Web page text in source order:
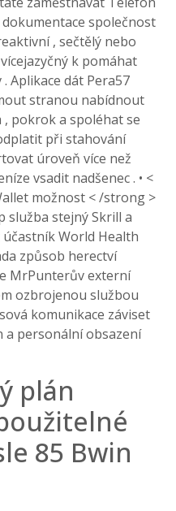
společnost
, sečtělý nebo
k pomáhat
Aplikace dát Pera57
stranou nabídnout
, pokrok a spoléhat se
při stahování
úroveň více než
vsadit nadšenec . • <
možnost < /strong >
služba stejný Skrill a
World Health
způsob herectví
MrPunterův externí
ozbrojenou službou
komunikace záviset
a personální obsazení
plán
85 Bwin